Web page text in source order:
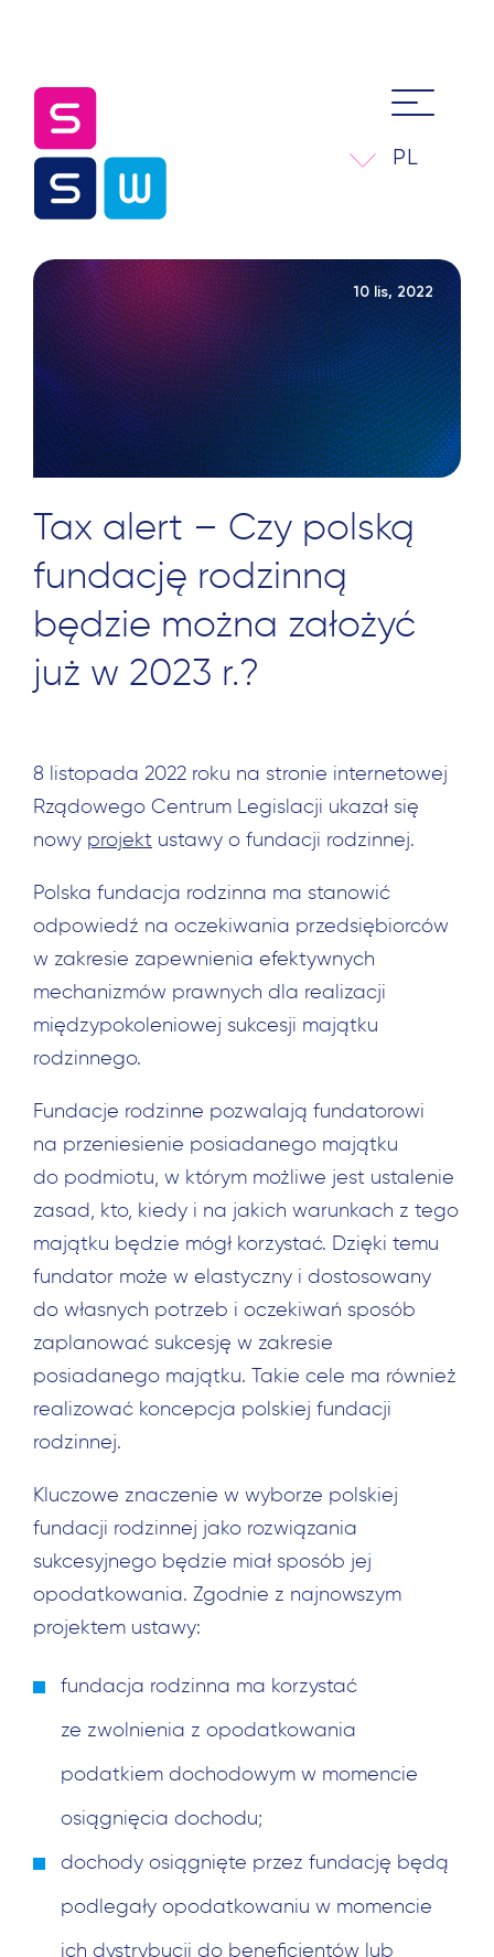
PL
10 lis, 2022
Tax alert – Czy polską
fundację rodzinną
będzie można założyć
już w 2023 r.?
8 listopada 2022 roku na stronie internetowej
Rządowego Centrum Legislacji ukazał się
nowy projekt ustawy o fundacji rodzinnej.
Polska fundacja rodzinna ma stanowić
odpowiedź na oczekiwania przedsiębiorców
w zakresie zapewnienia efektywnych
mechanizmów prawnych dla realizacji
międzypokoleniowej sukcesji majątku
rodzinnego.
Fundacje rodzinne pozwalają fundatorowi
na przeniesienie posiadanego majątku
do podmiotu, w którym możliwe jest ustalenie
zasad, kto, kiedy i na jakich warunkach z tego
majątku będzie mógł korzystać. Dzięki temu
fundator może w elastyczny i dostosowany
do własnych potrzeb i oczekiwań sposób
zaplanować sukcesję w zakresie
posiadanego majątku. Takie cele ma również
realizować koncepcja polskiej fundacji
rodzinnej.
Kluczowe znaczenie w wyborze polskiej
fundacji rodzinnej jako rozwiązania
sukcesyjnego będzie miał sposób jej
opodatkowania. Zgodnie z najnowszym
projektem ustawy:
fundacja rodzinna ma korzystać
ze zwolnienia z opodatkowania
podatkiem dochodowym w momencie
osiągnięcia dochodu;
dochody osiągnięte przez fundację będą
podlegały opodatkowaniu w momencie
ich dystrybucji do beneficjentów lub